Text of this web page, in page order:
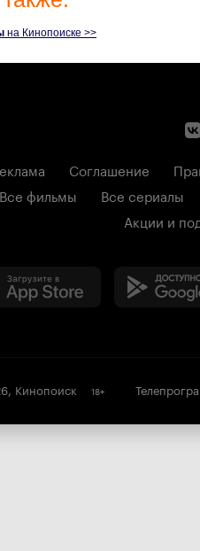
на Кинопоиске >>
Соглашение
Все фильмы
Все сериалы
Акции и
, Кинопоиск 18+